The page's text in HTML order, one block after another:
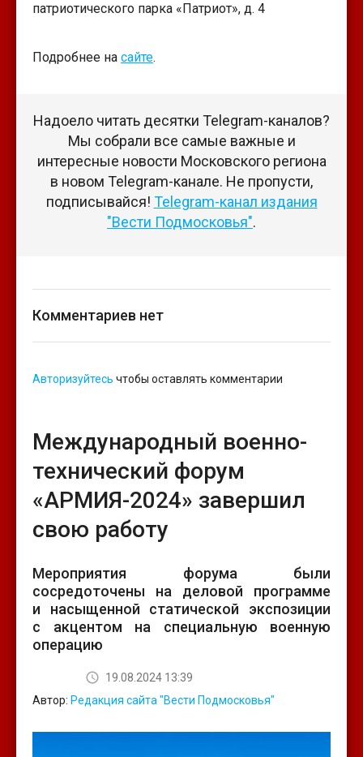
патриотического парка «Патриот», д. 4
Подробнее на сайте.
Надоело читать десятки Telegram-каналов?
Мы собрали все самые важные и
интересные новости Московского региона
в новом Telegram-канале. Не пропусти,
подписывайся! Telegram-канал издания
"Вести Подмосковья".
Комментариев нет
Авторизуйтесь чтобы оставлять комментарии
Международный военно-
технический форум
«АРМИЯ-2024» завершил
свою работу
Мероприятия форума были
сосредоточены на деловой программе
и насыщенной статической экспозиции
с акцентом на специальную военную
операцию
19.08.2024 13:39
Автор: Редакция сайта "Вести Подмосковья"